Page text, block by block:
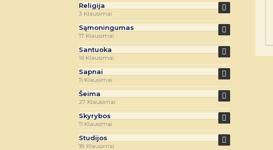
Religija
3 Klausimai
Sąmoningumas
17 Klausimai
Santuoka
16 Klausimai
Sapnai
11 Klausimai
Šeima
27 Klausimai
Skyrybos
11 Klausimai
Studijos
18 Klausimai